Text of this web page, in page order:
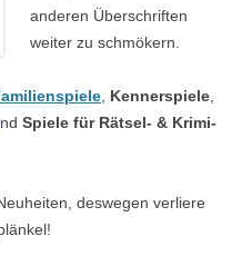
anderen Überschriften
weiter zu schmökern.
, Kennerspiele,
Spiele für Rätsel- & Krimi-
deswegen verliere